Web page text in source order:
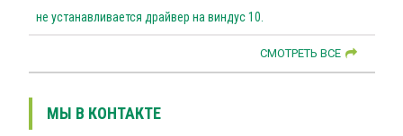
не устанавливается драйвер на виндус 10.
СМОТРЕТЬ ВСЕ
МЫ В КОНТАКТЕ